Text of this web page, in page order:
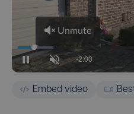
Embed video